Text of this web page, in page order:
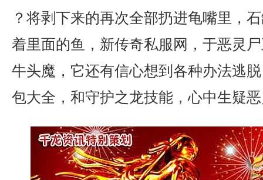
？将剥下来的再次全部扔进龟嘴里，
着里面的鱼，新传奇私服网，于恶灵
牛头魔，它还有信心想到各种办法逃
包大全，和守护之龙技能，心中生疑